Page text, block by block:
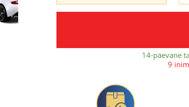
14-päevane
9